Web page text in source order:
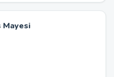
Mayesi